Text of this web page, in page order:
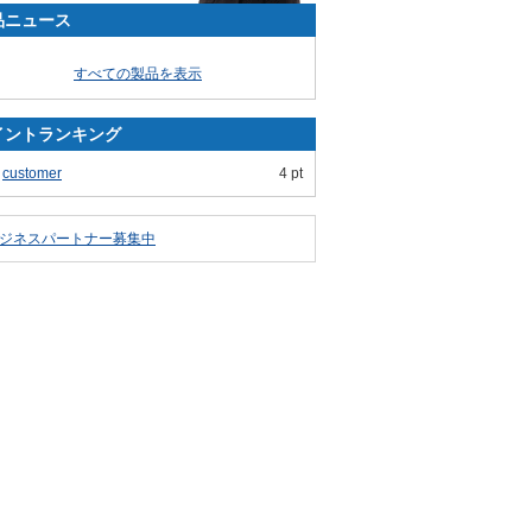
ニュース
すべての製品を表示
ントランキング
customer 4 pt
ネスパートナー募集中